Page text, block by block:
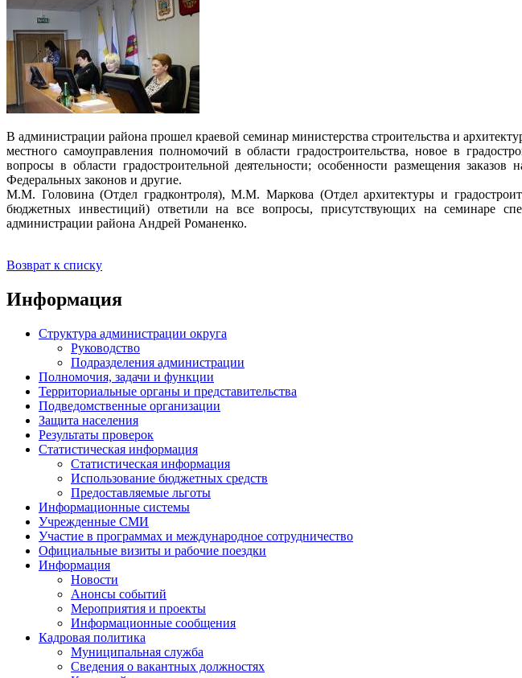
В администрации района прошел краевой семинар министерства строительства и
местного самоуправления полномочий в области градостроительства, новое в
вопросы в области градостроительной деятельности; особенности размещения
Федеральных законов и другие.
М.М. Головина (Отдел градконтроля), М.М. Маркова (Отдел архитектуры и
бюджетных инвестиций) ответили на все вопросы, присутствующих на семинаре
администрации района Андрей Романенко.
Возврат к списку
Информация
Структура администрации округа
Руководство
Подразделения администрации
Полномочия, задачи и функции
Территориальные органы и представительства
Подведомственные организации
Защита населения
Результаты проверок
Статистическая информация
Статистическая информация
Использование бюджетных средств
Предоставляемые льготы
Информационные системы
Учрежденные СМИ
Участие в программах и международное сотрудничество
Официальные визиты и рабочие поездки
Информация
Новости
Анонсы событий
Мероприятия и проекты
Информационные сообщения
Кадровая политика
Муниципальная служба
Сведения о вакантных должностях